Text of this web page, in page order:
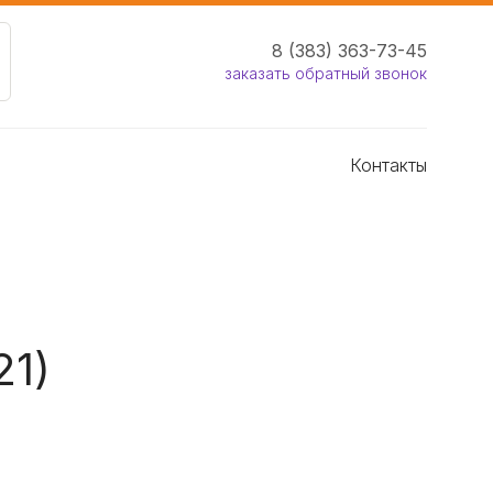
8 (383) 363-73-45
заказать обратный звонок
Контакты